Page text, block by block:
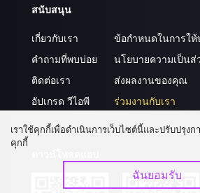
สนับสนุน
เกี่ยวกับเรา
คำถามที่พบบ่อย
ติดต่อเรา
อัปเกรด วีไอพี
ข้อกำหนดในการให้
นโยบายความเป็นส่
ส่งผลงานของคุณ
ร่วมงานกับเรา
เราใช้คุกกี้เพื่อดำเนินการเว็บไซต์นี้และปรับปรุงก
คุกกี้
ฉันยอมรับ